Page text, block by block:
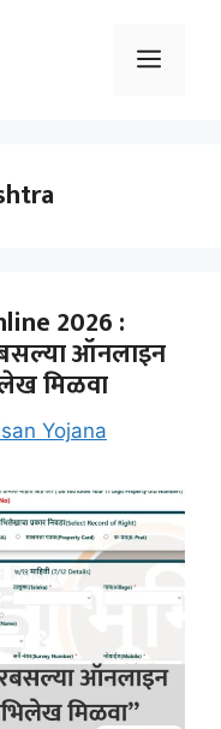
Menu
2026 :
ऑनलाइन
मिळवा
Yojana